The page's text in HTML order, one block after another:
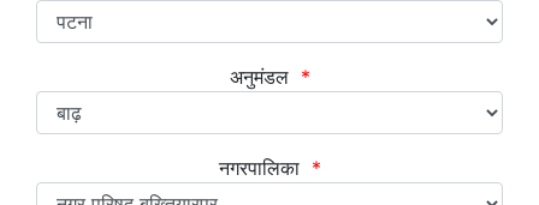
अनुमंडल *
नगरपालिका *